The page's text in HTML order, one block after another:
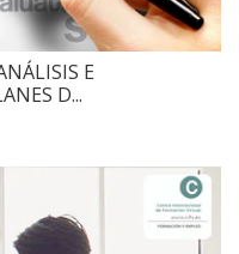
E
D...